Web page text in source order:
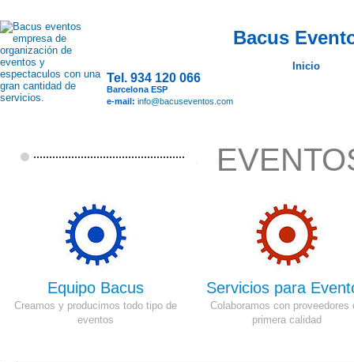
Bacus
Inicio
Tel. 934 120 066
Barcelona ESP
e-mail: info@bacuseventos.com
Equipo Bacus
Creamos y producimos todo tipo de
eventos
Servicios para
Colaboramos con proveedores
primera calidad